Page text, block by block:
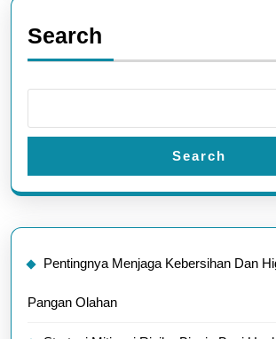
Search
Search
Pentingnya Menjaga Kebersihan Dan
Pangan Olahan